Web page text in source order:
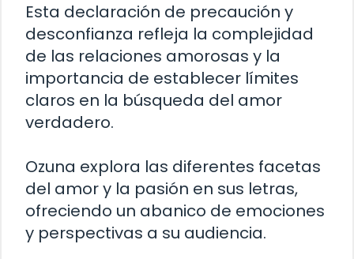
Esta declaración de precaución y
desconfianza refleja la complejidad
de las relaciones amorosas y la
importancia de establecer límites
claros en la búsqueda del amor
verdadero.
Ozuna explora las diferentes facetas
del amor y la pasión en sus letras,
ofreciendo un abanico de emociones
y perspectivas a su audiencia.